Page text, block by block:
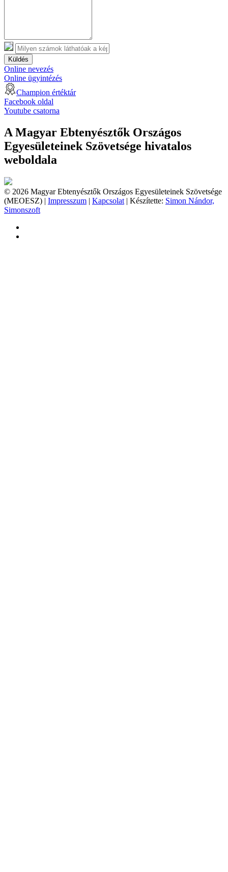
Küldés
Online nevezés
Online ügyintézés
Champion értéktár
Facebook oldal
Youtube csatorna
A Magyar Ebtenyésztők Országos
Egyesületeinek Szövetsége hivatalos
weboldala
© 2026 Magyar Ebtenyésztők Országos Egyesületeinek Szövetsége
(MEOESZ) | Impresszum | Kapcsolat | Készítette: Simon Nándor,
Simonszoft